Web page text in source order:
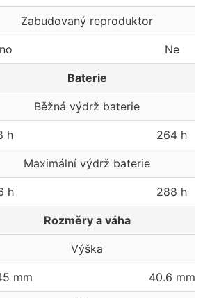
Zabudovaný reproduktor
Ne
Baterie
Běžná výdrž baterie
h 264 h
Maximální výdrž baterie
h 288 h
Rozměry a váha
Výška
mm 40.6 mm